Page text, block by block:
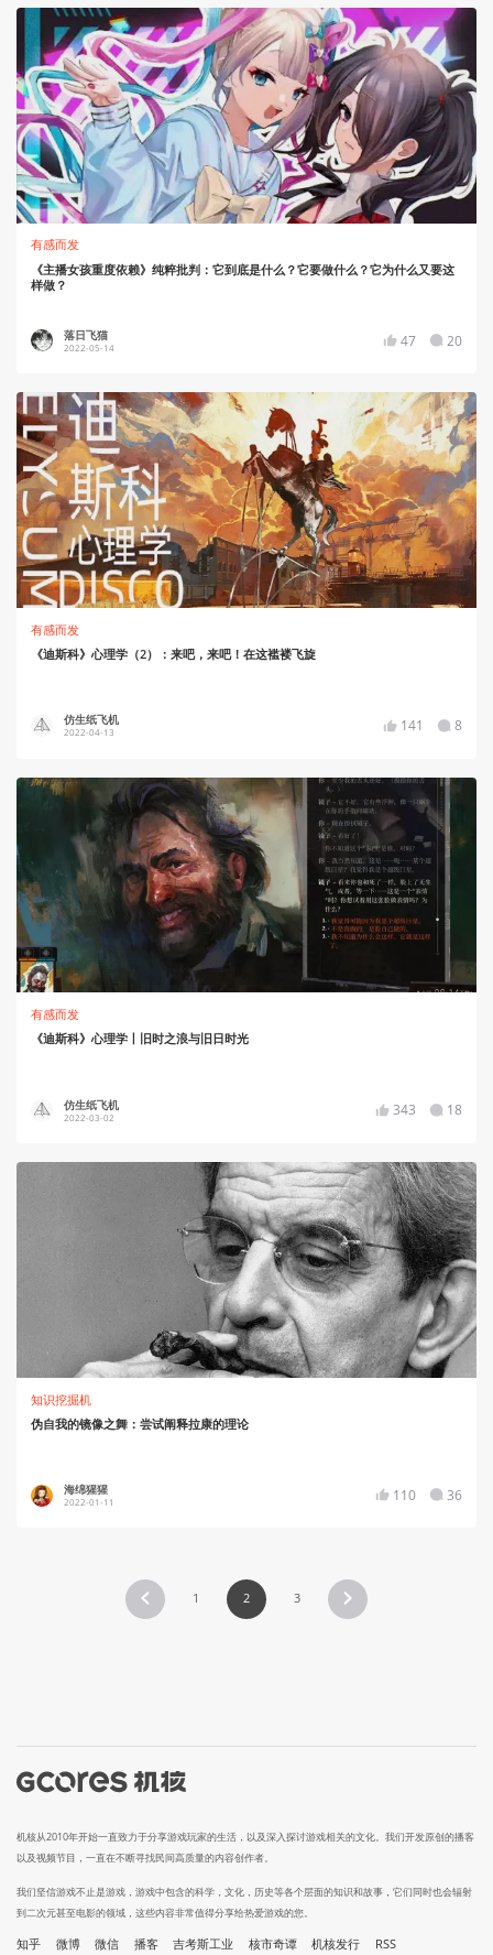
有感而发
《主播女孩重度依赖》纯粹批判：它到底是什么？它要做什么？它为什么又要这
样做？
落日飞猫
2022-05-14 47 20
有感而发
《迪斯科》心理学（2）：来吧，来吧！在这褴褛飞旋
仿生纸飞机
2022-04-13 141 8
有感而发
《迪斯科》心理学丨旧时之浪与旧日时光
仿生纸飞机
2022-03-02 343 18
知识挖掘机
伪自我的镜像之舞：尝试阐释拉康的理论
海绵猩猩
2022-01-11 110 36
1 2 3
机核从2010年开始一直致力于分享游戏玩家的生活，以及深入探讨游戏相关的文化。我们开发原创的播客
以及视频节目，一直在不断寻找民间高质量的内容创作者。
我们坚信游戏不止是游戏，游戏中包含的科学，文化，历史等各个层面的知识和故事，它们同时也会辐射
到二次元甚至电影的领域，这些内容非常值得分享给热爱游戏的您。
知乎 微博 微信 播客 吉考斯工业 核市奇谭 机核发行 RSS